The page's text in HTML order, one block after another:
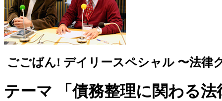
ごごばん! デイリースペシャル 〜法律
テーマ 「債務整理に関わる